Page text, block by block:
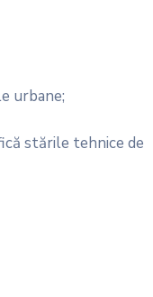
urbane;
stările tehnice de